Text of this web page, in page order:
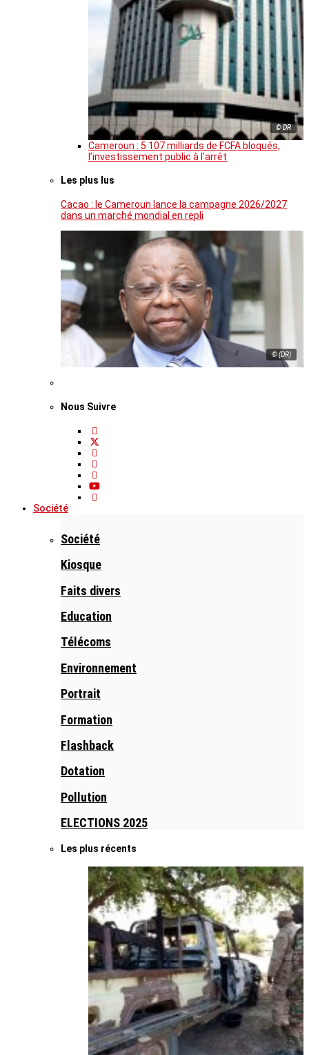
© DR
Cameroun : 5 107 milliards de FCFA bloqués,
l’investissement public à l’arrêt
Les plus lus
Cacao : le Cameroun lance la campagne 2026/2027
dans un marché mondial en repli
© (DR)
Nous Suivre
Société
Société
Kiosque
Faits divers
Education
Télécoms
Environnement
Portrait
Formation
Flashback
Dotation
Pollution
ELECTIONS 2025
Les plus récents